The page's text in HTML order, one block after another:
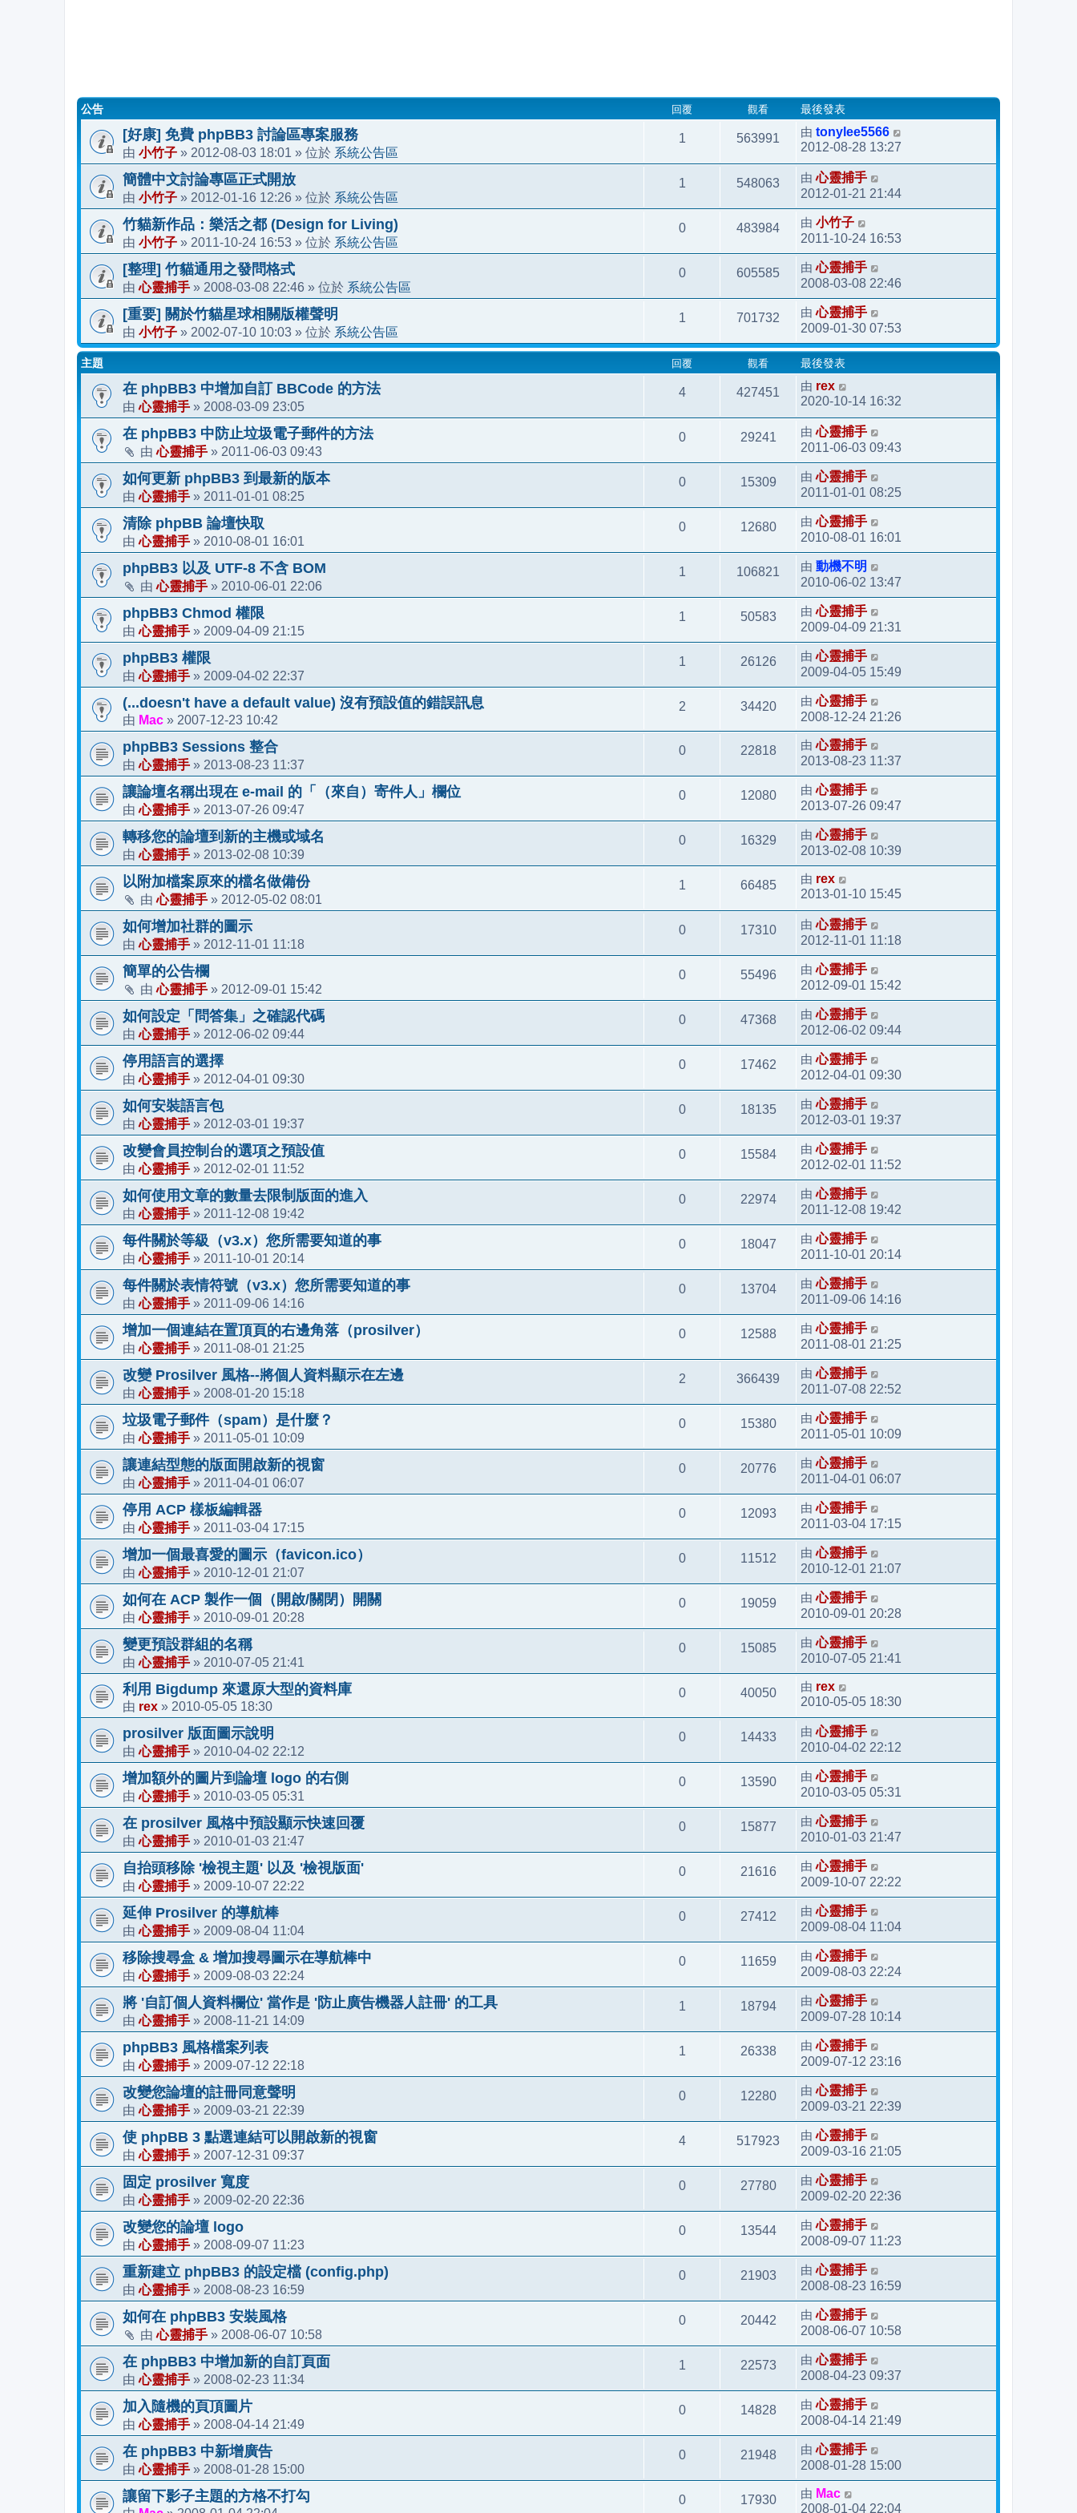
公告 回覆 觀看 最後發表
[好康] 免費 phpBB3 討論區專案服務
由 小竹子 » 2012-08-03 18:01 » 位於 系統公告區
1 563991 由 tonylee5566
2012-08-28 13:27
簡體中文討論專區正式開放
由 小竹子 » 2012-01-16 12:26 » 位於 系統公告區
1 548063 由心靈捕手
2012-01-21 21:44
竹貓新作品：樂活之都 (Design for Living)
由 小竹子 » 2011-10-24 16:53 » 位於 系統公告區
0 483984 由 小竹子
2011-10-24 16:53
[整理] 竹貓通用之發問格式
由心靈捕手 » 2008-03-08 22:46 » 位於 系統公告區
0 605585 由心靈捕手
2008-03-08 22:46
[重要] 關於竹貓星球相關版權聲明
由 小竹子 » 2002-07-10 10:03 » 位於 系統公告區
1 701732 由心靈捕手
2009-01-30 07:53
主題 回覆 觀看 最後發表
在 phpBB3 中增加自訂 BBCode 的方法
由心靈捕手 » 2008-03-09 23:05
4 427451 由 rex
2020-10-14 16:32
在 phpBB3 中防止垃圾電子郵件的方法
由心靈捕手 » 2011-06-03 09:43
0 29241 由心靈捕手
2011-06-03 09:43
如何更新 phpBB3 到最新的版本
由心靈捕手 » 2011-01-01 08:25
0 15309 由心靈捕手
2011-01-01 08:25
清除 phpBB 論壇快取
由心靈捕手 » 2010-08-01 16:01
0 12680 由心靈捕手
2010-08-01 16:01
phpBB3 以及 UTF-8 不含 BOM
由心靈捕手 » 2010-06-01 22:06
1 106821 由 動機不明
2010-06-02 13:47
phpBB3 Chmod 權限
由心靈捕手 » 2009-04-09 21:15
1 50583 由心靈捕手
2009-04-09 21:31
phpBB3 權限
由心靈捕手 » 2009-04-02 22:37
1 26126 由心靈捕手
2009-04-05 15:49
(...doesn't have a default value) 沒有預設值的錯誤訊息
由 Mac » 2007-12-23 10:42
2 34420 由心靈捕手
2008-12-24 21:26
phpBB3 Sessions 整合
由心靈捕手 » 2013-08-23 11:37
0 22818 由心靈捕手
2013-08-23 11:37
讓論壇名稱出現在 e-mail 的「（來自）寄件人」欄位
由心靈捕手 » 2013-07-26 09:47
0 12080 由心靈捕手
2013-07-26 09:47
轉移您的論壇到新的主機或域名
由心靈捕手 » 2013-02-08 10:39
0 16329 由心靈捕手
2013-02-08 10:39
以附加檔案原來的檔名做備份
由心靈捕手 » 2012-05-02 08:01
1 66485 由 rex
2013-01-10 15:45
如何增加社群的圖示
由心靈捕手 » 2012-11-01 11:18
0 17310 由心靈捕手
2012-11-01 11:18
簡單的公告欄
由心靈捕手 » 2012-09-01 15:42
0 55496 由心靈捕手
2012-09-01 15:42
如何設定「問答集」之確認代碼
由心靈捕手 » 2012-06-02 09:44
0 47368 由心靈捕手
2012-06-02 09:44
停用語言的選擇
由心靈捕手 » 2012-04-01 09:30
0 17462 由心靈捕手
2012-04-01 09:30
如何安裝語言包
由心靈捕手 » 2012-03-01 19:37
0 18135 由心靈捕手
2012-03-01 19:37
改變會員控制台的選項之預設值
由心靈捕手 » 2012-02-01 11:52
0 15584 由心靈捕手
2012-02-01 11:52
如何使用文章的數量去限制版面的進入
由心靈捕手 » 2011-12-08 19:42
0 22974 由心靈捕手
2011-12-08 19:42
每件關於等級（v3.x）您所需要知道的事
由心靈捕手 » 2011-10-01 20:14
0 18047 由心靈捕手
2011-10-01 20:14
每件關於表情符號（v3.x）您所需要知道的事
由心靈捕手 » 2011-09-06 14:16
0 13704 由心靈捕手
2011-09-06 14:16
增加一個連結在置頂頁的右邊角落（prosilver）
由心靈捕手 » 2011-08-01 21:25
0 12588 由心靈捕手
2011-08-01 21:25
改變 Prosilver 風格--將個人資料顯示在左邊
由心靈捕手 » 2008-01-20 15:18
2 366439 由心靈捕手
2011-07-08 22:52
垃圾電子郵件（spam）是什麼？
由心靈捕手 » 2011-05-01 10:09
0 15380 由心靈捕手
2011-05-01 10:09
讓連結型態的版面開啟新的視窗
由心靈捕手 » 2011-04-01 06:07
0 20776 由心靈捕手
2011-04-01 06:07
停用 ACP 樣板編輯器
由心靈捕手 » 2011-03-04 17:15
0 12093 由心靈捕手
2011-03-04 17:15
增加一個最喜愛的圖示（favicon.ico）
由心靈捕手 » 2010-12-01 21:07
0 11512 由心靈捕手
2010-12-01 21:07
如何在 ACP 製作一個（開啟/關閉）開關
由心靈捕手 » 2010-09-01 20:28
0 19059 由心靈捕手
2010-09-01 20:28
變更預設群組的名稱
由心靈捕手 » 2010-07-05 21:41
0 15085 由心靈捕手
2010-07-05 21:41
利用 Bigdump 來還原大型的資料庫
由 rex » 2010-05-05 18:30
0 40050 由 rex
2010-05-05 18:30
prosilver 版面圖示說明
由心靈捕手 » 2010-04-02 22:12
0 14433 由心靈捕手
2010-04-02 22:12
增加額外的圖片到論壇 logo 的右側
由心靈捕手 » 2010-03-05 05:31
0 13590 由心靈捕手
2010-03-05 05:31
在 prosilver 風格中預設顯示快速回覆
由心靈捕手 » 2010-01-03 21:47
0 15877 由心靈捕手
2010-01-03 21:47
自抬頭移除 '檢視主題' 以及 '檢視版面'
由心靈捕手 » 2009-10-07 22:22
0 21616 由心靈捕手
2009-10-07 22:22
延伸 Prosilver 的導航棒
由心靈捕手 » 2009-08-04 11:04
0 27412 由心靈捕手
2009-08-04 11:04
移除搜尋盒 & 增加搜尋圖示在導航棒中
由心靈捕手 » 2009-08-03 22:24
0 11659 由心靈捕手
2009-08-03 22:24
將 '自訂個人資料欄位' 當作是 '防止廣告機器人註冊' 的工具
由心靈捕手 » 2008-11-21 14:09
1 18794 由心靈捕手
2009-07-28 10:14
phpBB3 風格檔案列表
由心靈捕手 » 2009-07-12 22:18
1 26338 由心靈捕手
2009-07-12 23:16
改變您論壇的註冊同意聲明
由心靈捕手 » 2009-03-21 22:39
0 12280 由心靈捕手
2009-03-21 22:39
使 phpBB 3 點選連結可以開啟新的視窗
由心靈捕手 » 2007-12-31 09:37
4 517923 由心靈捕手
2009-03-16 21:05
固定 prosilver 寬度
由心靈捕手 » 2009-02-20 22:36
0 27780 由心靈捕手
2009-02-20 22:36
改變您的論壇 logo
由心靈捕手 » 2008-09-07 11:23
0 13544 由心靈捕手
2008-09-07 11:23
重新建立 phpBB3 的設定檔 (config.php)
由心靈捕手 » 2008-08-23 16:59
0 21903 由心靈捕手
2008-08-23 16:59
如何在 phpBB3 安裝風格
由心靈捕手 » 2008-06-07 10:58
0 20442 由心靈捕手
2008-06-07 10:58
在 phpBB3 中增加新的自訂頁面
由心靈捕手 » 2008-02-23 11:34
1 22573 由心靈捕手
2008-04-23 09:37
加入隨機的頁頂圖片
由心靈捕手 » 2008-04-14 21:49
0 14828 由心靈捕手
2008-04-14 21:49
在 phpBB3 中新增廣告
由心靈捕手 » 2008-01-28 15:00
0 21948 由心靈捕手
2008-01-28 15:00
讓留下影子主題的方格不打勾 0 17930 由 Mac
2008-01-04 22:04